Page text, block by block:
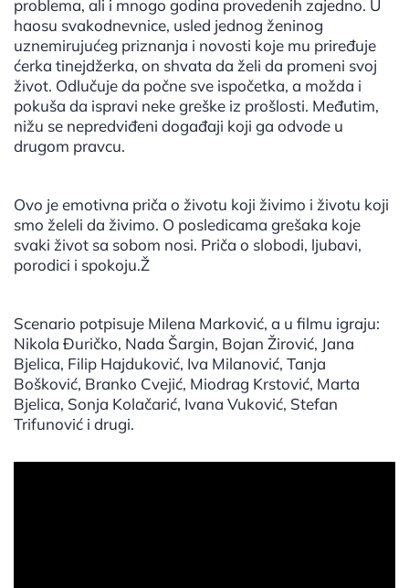
problema, ali i mnogo godina provedenih zajedno. U
haosu svakodnevnice, usled jednog ženinog
uznemirujućeg priznanja i novosti koje mu priređuje
ćerka tinejdžerka, on shvata da želi da promeni svoj
život. Odlučuje da počne sve ispočetka, a možda i
pokuša da ispravi neke greške iz prošlosti. Međutim,
nižu se nepredviđeni događaji koji ga odvode u
drugom pravcu.
Ovo je emotivna priča o životu koji živimo i životu koji
smo želeli da živimo. O posledicama grešaka koje
svaki život sa sobom nosi. Priča o slobodi, ljubavi,
porodici i spokoju.Ž
Scenario potpisuje Milena Marković, a u filmu igraju:
Nikola Đuričko, Nada Šargin, Bojan Žirović, Jana
Bjelica, Filip Hajduković, Iva Milanović, Tanja
Bošković, Branko Cvejić, Miodrag Krstović, Marta
Bjelica, Sonja Kolačarić, Ivana Vuković, Stefan
Trifunović i drugi.